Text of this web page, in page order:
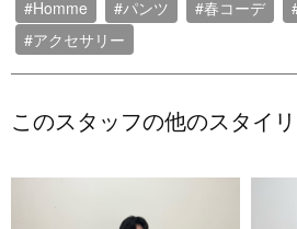
#Homme #パンツ #春コーデ
#アクセサリー
このスタッフの他のスタイ